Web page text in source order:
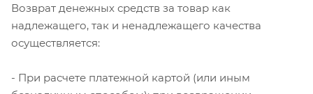
Возврат денежных средств за товар как
надлежащего, так и ненадлежащего качества
осуществляется:
- При расчете платежной картой (или иным